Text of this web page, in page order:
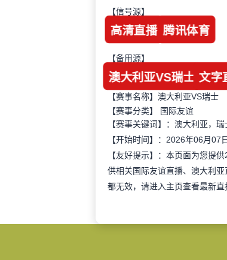
【信号源】
高清直播 腾讯体育
【备用源】
澳大利亚VS瑞士 文字
【赛事名称】澳大利亚VS瑞士
【赛事分类】
国际友谊
【赛事关键词】：澳大利亚，
【开始时间】：2026年06月07
【友好提示】：本页面为您提
供相关国际友谊直播、澳大利
都无效，请进入主页查看最新直